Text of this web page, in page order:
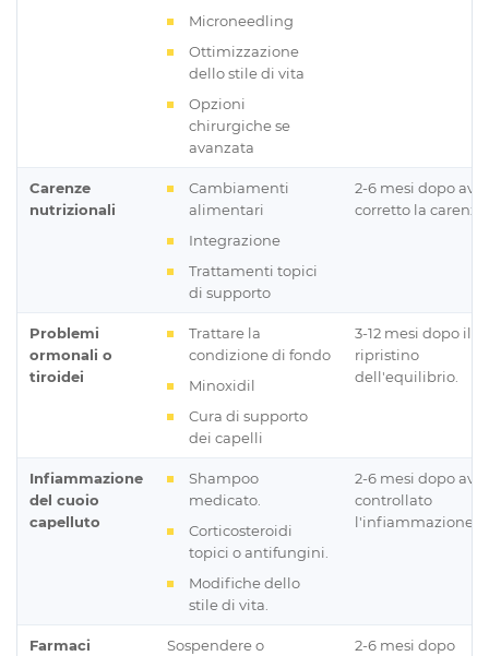
Microneedling
Ottimizzazione
dello stile di vita
Opzioni
chirurgiche se
avanzata
Carenze
nutrizionali
Cambiamenti
alimentari
Integrazione
Trattamenti topici
di supporto
2-6 mesi dopo aver
corretto la carenza.
Problemi
ormonali o
tiroidei
Trattare la
condizione di fondo
Minoxidil
Cura di supporto
dei capelli
3-12 mesi dopo il
ripristino
dell'equilibrio.
Infiammazione
del cuoio
capelluto
Shampoo
medicato.
Corticosteroidi
topici o antifungini.
Modifiche dello
stile di vita.
2-6 mesi dopo aver
controllato
l'infiammazione.
Farmaci
Sospendere o
2-6 mesi dopo